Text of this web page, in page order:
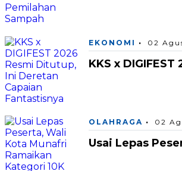
EKONOMI 02
KKS x
OLAHRAGA 02
Usai Lepas